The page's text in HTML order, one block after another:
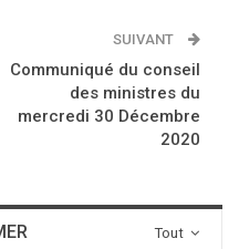
SUIVANT
Communiqué du conseil
des ministres du
mercredi 30 Décembre
2020
Tout